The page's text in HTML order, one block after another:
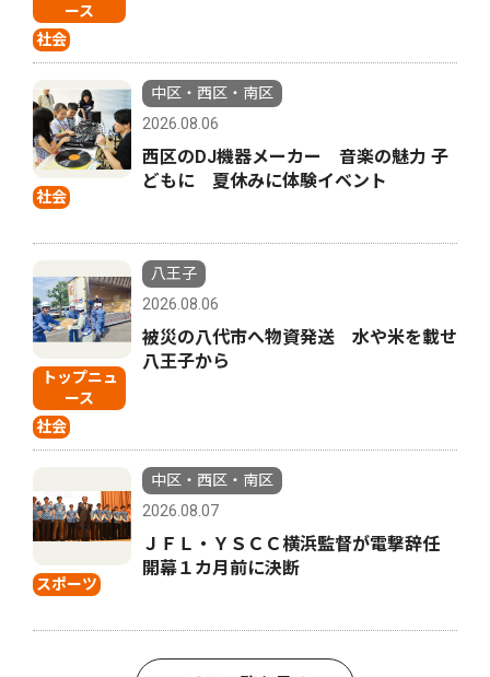
ース
社会
社会
中区・西区・南区
2026.08.06
西区のDJ機器メーカー 音楽の魅力 子
どもに 夏休みに体験イベント
トップニュ
ース
社会
八王子
2026.08.06
被災の八代市へ物資発送 水や米を載せ
八王子から
スポーツ
中区・西区・南区
2026.08.07
ＪＦＬ・ＹＳＣＣ横浜監督が電撃辞任
開幕１カ月前に決断